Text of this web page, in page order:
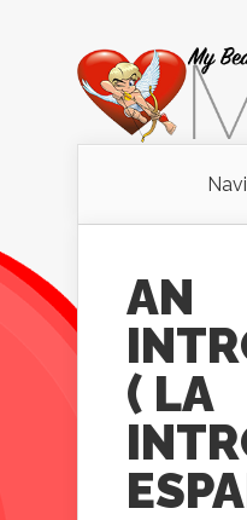
AN
( LA